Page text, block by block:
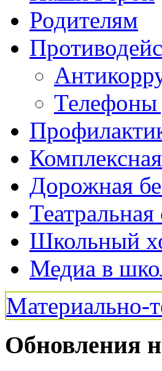
Родителям
Телефоны
Дорожная
Театральная
Школьный
Медиа в
Материально-
Обновления